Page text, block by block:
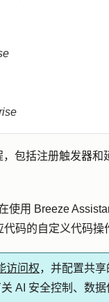
包括注册触发器
使用 Breeze
码的自定义代码操
访问权，并配置共
AI 安全控制、数